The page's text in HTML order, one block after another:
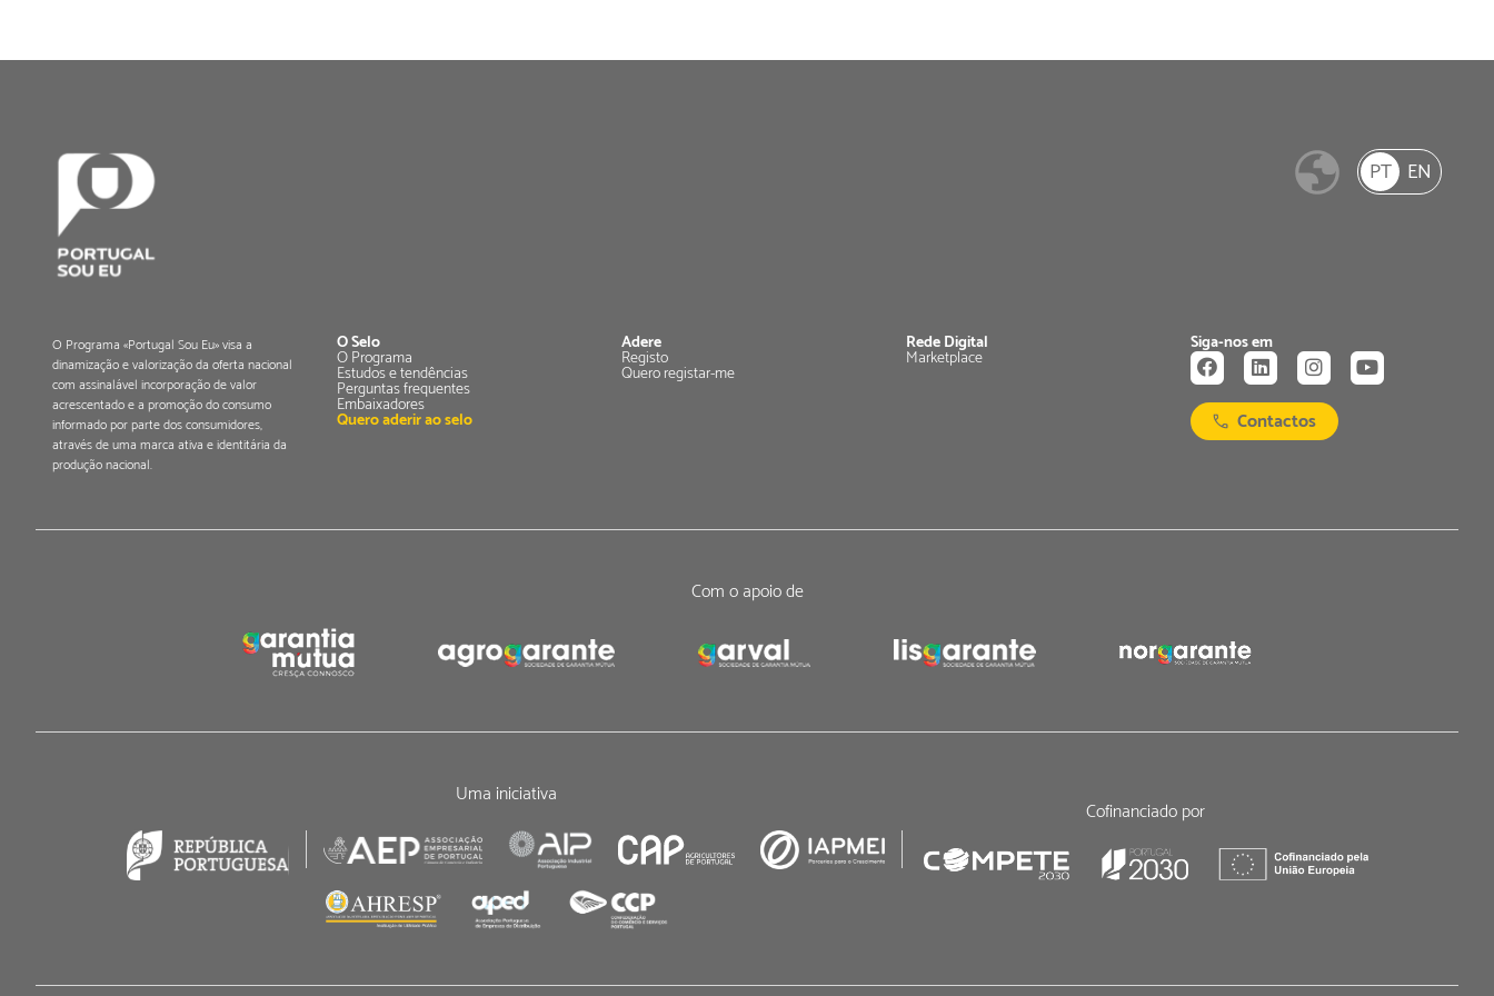
PT EN
O Programa «Portugal Sou Eu» visa a
dinamização e valorização da oferta nacional
com assinalável incorporação de valor
acrescentado e a promoção do consumo
informado por parte dos consumidores,
através de uma marca ativa e identitária da
produção nacional.
O Selo
O Programa
Estudos e tendências
Perguntas frequentes
Embaixadores
Quero aderir ao selo
Adere
Registo
Quero registar-me
Rede Digital
Marketplace
Siga-nos em
Contactos
Com o apoio de
Uma iniciativa
Cofinanciado por